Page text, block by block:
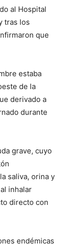
al Hospital
tras los
que
estaba
de la
derivado a
durante
grave, cuyo
saliva, orina y
inhalar
directo con
endémicas